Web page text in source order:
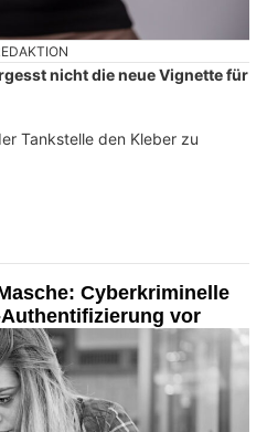
nicht die neue Vignette für
Tankstelle den Kleber zu
Cyberkriminelle
vor